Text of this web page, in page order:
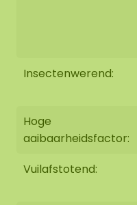
Insectenwerend:
Hoge
aaibaarheidsfactor:
Vuilafstotend: